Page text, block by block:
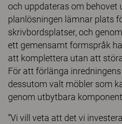
och uppdateras om behovet
planlösningen lämnar plats
skrivbordsplatser, och
ett gemensamt formspråk
att komplettera utan att
För att förlänga
dessutom valt möbler som
genom utbytbara
”Vi vill veta att det vi